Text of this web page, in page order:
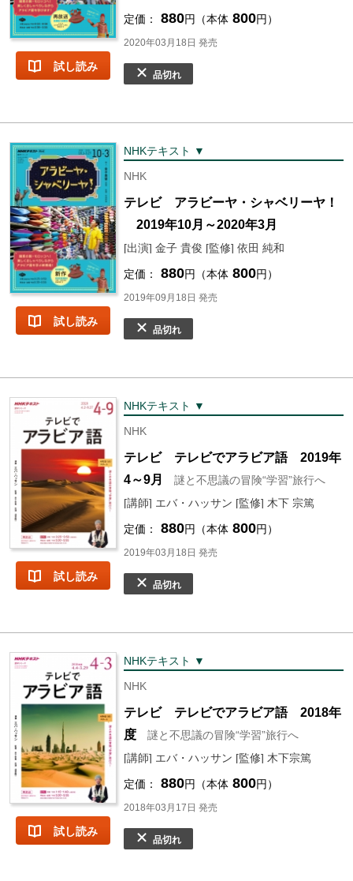
試し読み
定価： 880円（本体 800円）
2020年03月18日 発売
品切れ
試し読み
NHKテキスト ▼
NHK
テレビ アラビーヤ・シャベリーヤ！
2019年10月～2020年3月
[出演] 金子 貴俊 [監修] 依田 純和
定価： 880円（本体 800円）
2019年09月18日 発売
品切れ
試し読み
NHKテキスト ▼
NHK
テレビ テレビでアラビア語 2019年
4～9月
謎と不思議の冒険“学習”旅行へ
[講師] エバ・ハッサン [監修] 木下 宗篤
定価： 880円（本体 800円）
2019年03月18日 発売
品切れ
試し読み
NHKテキスト ▼
NHK
テレビ テレビでアラビア語 2018年
度
謎と不思議の冒険“学習”旅行へ
[講師] エバ・ハッサン [監修] 木下宗篤
定価： 880円（本体 800円）
2018年03月17日 発売
品切れ